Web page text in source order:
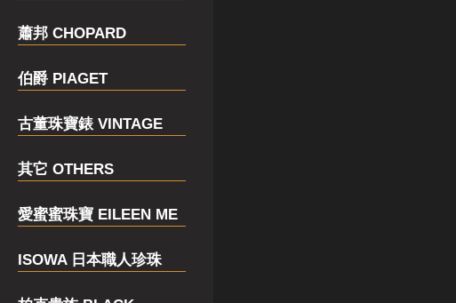
蕭邦 CHOPARD
伯爵 PIAGET
古董珠寶錶 VINTAGE
其它 OTHERS
愛蜜蜜珠寶 EILEEN ME
ISOWA 日本職人珍珠